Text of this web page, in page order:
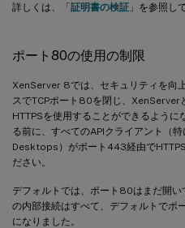
詳しくは、「証明書の検証 」を参照し
ポート80の使用の制限
XenServer 8では、セキュリティを向
スでTCPポート80を閉じ、
HTTPSを使用することができるよう
る前に、すべてのAPIクライアント（
Desktops）がポート443経由で
ださい。
デフォルトでは、ポート80はまだ開
の内部接続はすべて、デフォルトでポ
になりました。